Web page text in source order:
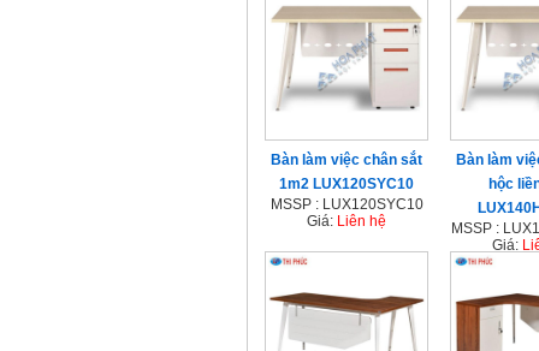
Bàn làm việc chân sắt
1m2 LUX120SYC10
MSSP : LUX120SYC10
Giá: Liên hệ
Bàn làm
hộc
MSSP :
Giá: